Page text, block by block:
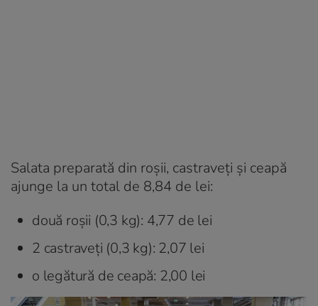
Salata preparată din roșii, castraveți și ceapă
ajunge la un total de 8,84 de lei:
două roșii (0,3 kg): 4,77 de lei
2 castraveți (0,3 kg): 2,07 lei
o legătură de ceapă: 2,00 lei